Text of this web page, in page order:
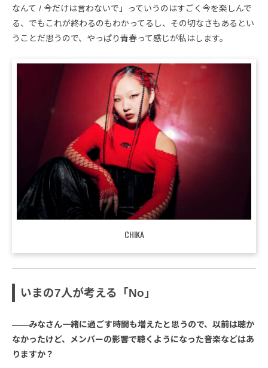
なんて / 今だけは言わないで」っていうのはすごく今を楽しんで
る、でもこれが終わるのもわかってるし、その切なさもあるとい
うことだ思うので、やっぱり青春って感じが私はします。
CHIKA
いまの7人が考える「No」
――みなさん一緒に過ごす時間も増えたと思うので、以前は聴か
なかったけど、メンバーの影響で聴くようになった音楽などはあ
りますか？